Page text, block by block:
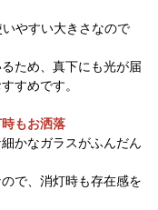
やすい大きさなので
ため、真下にも光が届
すめです。
もお洒落
かなガラスがふんだん
で、消灯時も存在感を